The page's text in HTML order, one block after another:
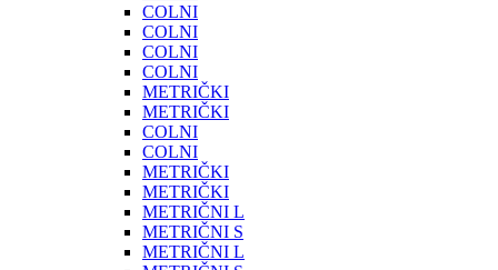
COLNI
COLNI
COLNI
COLNI
METRIČKI
METRIČKI
COLNI
COLNI
METRIČKI
METRIČKI
METRIČNI L
METRIČNI S
METRIČNI L